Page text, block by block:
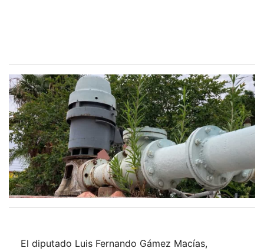
El diputado Luis Fernando Gámez Macías,